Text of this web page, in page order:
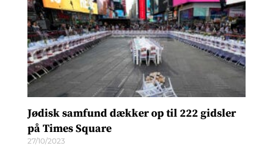
Jødisk samfund dækker op til 222 gidsler
på Times Square
27/10/2023